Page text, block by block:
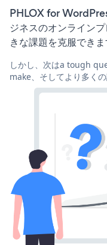
PHLOX for
ジネスのオンライン
きな課題を克服でき
しかし、次はa tough
make、そしてより多く